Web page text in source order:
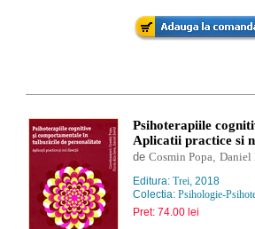
Psihoterapiile
Aplicatii practice si
de Cosmin Popa, Daniel
Editura: Trei, 2018
Colectia: Psihologie-
Pret: 74.00 lei